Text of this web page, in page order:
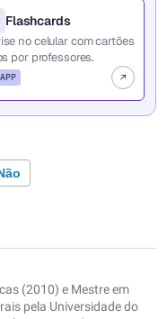
Flashcards
no celular com cartões
por professores.
que procuro
(2010) e Mestre em
pela Universidade do